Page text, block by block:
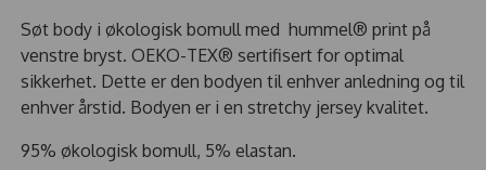
Søt body i økologisk bomull med hummel® print på
venstre bryst. OEKO-TEX® sertifisert for optimal
sikkerhet. Dette er den bodyen til enhver anledning og til
enhver årstid. Bodyen er i en stretchy jersey kvalitet.
95% økologisk bomull, 5% elastan.